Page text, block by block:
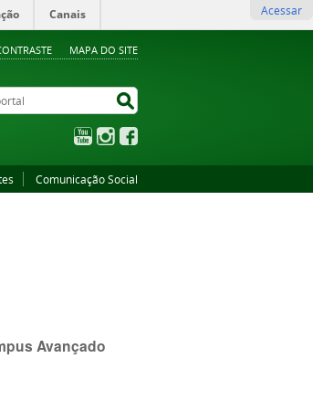
MAPA DO SITE
Canais Acessar
YouTubeInstagram
Comunicação Social
Avançado